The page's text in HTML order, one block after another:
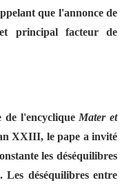
que l'annonce de
principal facteur de
de l'encyclique Mater et
XXIII, le pape a invité
les déséquilibres
Les déséquilibres entre